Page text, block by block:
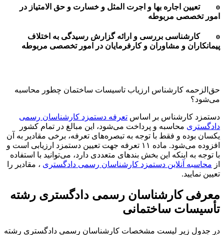
o تعیین اجاره بها و اجرت المثل و خسارت و حق الامتیاز در
امور تخصصی مربوطه
o کارشناسی بررسی و ارائه گزارش رسیدگی به اختلاف
پیمانکاران و مشاوران و کارفرمایان در امور تخصصی مربوطه
حق‌الزحمه کارشناس ارزیاب تاسیسات ساختمان چطور محاسبه
می‌شود؟
دستمزد کارشناس بر اساس تعرفه دستمزد کارشناسان رسمی
دادگستری محاسبه و پرداخت می‌شود، این مبالغ در تمام کشور
یکسان بوده و فقط با توجه به تبصره‌های تعرفه، برخی مقادیر به آن
افزوده می‌شود. ماده ۱۱ تعرفه جهت تعیین دستمزد ارزیابی است و
با توجه به اینکه این بخش بندهای متعددی دارد، می‌توانید با استفاده
از محاسبه آنلاین دستمزد کارشناسان رسمی دادگستری ، مقادیر را
تعیین نمایید.
معرفی کارشناسان رسمی دادگستری رشته
تأسیسات ساختمانی
در جدول زیر لیست مشخصات کارشناسان رسمی دادگستری رشته